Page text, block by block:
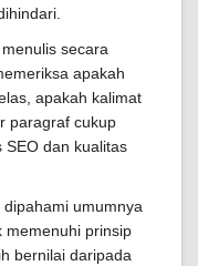
secara
apakah
apakah kalimat
paragraf cukup
SEO dan kualitas
umumnya
memenuhi prinsip
bernilai daripada